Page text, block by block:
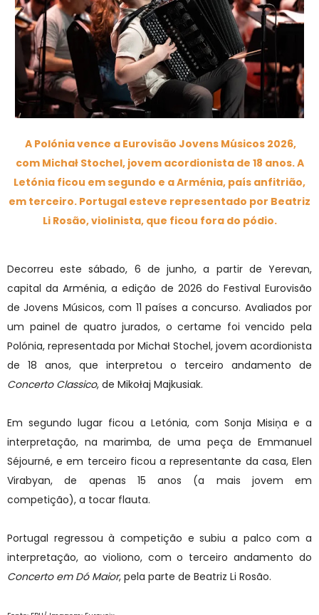
A Polónia vence a Eurovisão Jovens Músicos 2026,
com Michał Stochel, jovem acordionista de 18 anos. A
Letónia ficou em segundo e a Arménia, país anfitrião,
em terceiro. Portugal esteve representado por Beatriz
Li Rosão, violinista, que ficou fora do pódio.
Decorreu este sábado, 6 de junho, a partir de Yerevan,
capital da Arménia, a edição de 2026 do Festival Eurovisão
de Jovens Músicos, com 11 países a concurso. Avaliados por
um painel de quatro jurados, o certame foi vencido pela
Polónia, representada por Michał Stochel, jovem acordionista
de 18 anos, que interpretou o terceiro andamento de
Concerto Classico, de Mikołaj Majkusiak.
Em segundo lugar ficou a Letónia, com Sonja Misiņa e a
interpretação, na marimba, de uma peça de Emmanuel
Séjourné, e em terceiro ficou a representante da casa, Elen
Virabyan, de apenas 15 anos (a mais jovem em
competição), a tocar flauta.
Portugal regressou à competição e subiu a palco com a
interpretação, ao violiono, com o terceiro andamento do
Concerto em Dó Maior, pela parte de Beatriz Li Rosão.